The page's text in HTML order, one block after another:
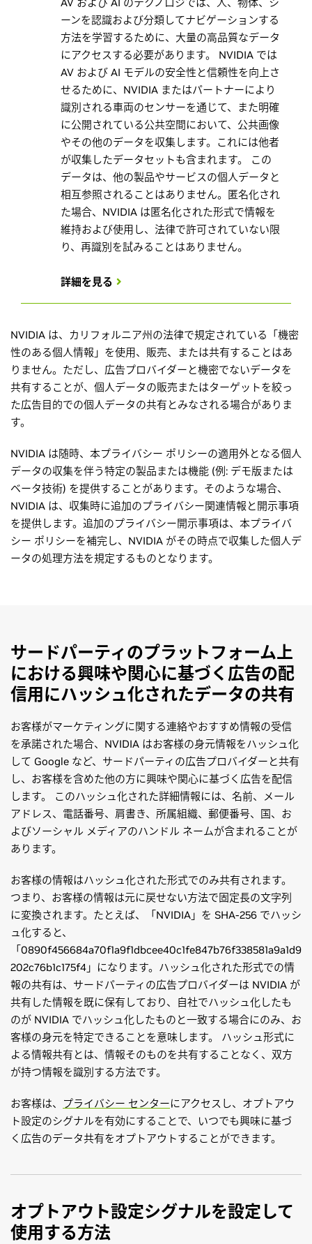
ーンを認識および分類してナビゲーションする
方法を学習するために、大量の高品質なデータ
にアクセスする必要があります。 NVIDIA では
AV および AI モデルの安全性と信頼性を向上さ
せるために、NVIDIA またはパートナーにより
識別される車両のセンサーを通じて、また明確
に公開されている公共空間において、公共画像
やその他のデータを収集します。これには他者
が収集したデータセットも含まれます。 この
データは、他の製品やサービスの個人データと
相互参照されることはありません。匿名化され
た場合、NVIDIA は匿名化された形式で情報を
維持および使用し、法律で許可されていない限
り、再識別を試みることはありません。
詳細を見る
NVIDIA は、カリフォルニア州の法律で規定されている「機密
性のある個人情報」を使用、販売、または共有することはあ
りません。ただし、広告プロバイダーと機密でないデータを
共有することが、個人データの販売またはターゲットを絞っ
た広告目的での個人データの共有とみなされる場合がありま
す。
NVIDIA は随時、本プライバシー ポリシーの適用外となる個人
データの収集を伴う特定の製品または機能 (例: デモ版または
ベータ技術) を提供することがあります。そのような場合、
NVIDIA は、収集時に追加のプライバシー関連情報と開示事項
を提供します。追加のプライバシー開示事項は、本プライバ
シー ポリシーを補完し、NVIDIA がその時点で収集した個人デ
ータの処理方法を規定するものとなります。
サードパーティのプラットフォーム上
における興味や関心に基づく広告の配
信用にハッシュ化されたデータの共有
お客様がマーケティングに関する連絡やおすすめ情報の受信
を承諾された場合、NVIDIA はお客様の身元情報をハッシュ化
して Google など、サードパーティの広告プロバイダーと共有
し、お客様を含めた他の方に興味や関心に基づく広告を配信
します。 このハッシュ化された詳細情報には、名前、メール
アドレス、電話番号、肩書き、所属組織、郵便番号、国、お
よびソーシャル メディアのハンドル ネームが含まれることが
あります。
お客様の情報はハッシュ化された形式でのみ共有されます。
つまり、お客様の情報は元に戻せない方法で固定長の文字列
に変換されます。たとえば、「NVIDIA」を SHA-256 でハッシ
ュ化すると、
「0890f456684a70f1a9f1dbcee40c1fe847b76f338581a9a1d9
202c76b1c175f4」になります。ハッシュ化された形式での情
報の共有は、サードパーティの広告プロバイダーは NVIDIA が
共有した情報を既に保有しており、自社でハッシュ化したも
のが NVIDIA でハッシュ化したものと一致する場合にのみ、お
客様の身元を特定できることを意味します。 ハッシュ形式に
よる情報共有とは、情報そのものを共有することなく、双方
が持つ情報を識別する方法です。
お客様は、 プライバシー センターにアクセスし、オプトアウ
ト設定のシグナルを有効にすることで、いつでも興味に基づ
く広告のデータ共有をオプトアウトすることができます。
オプトアウト設定シグナルを設定して
使用する方法